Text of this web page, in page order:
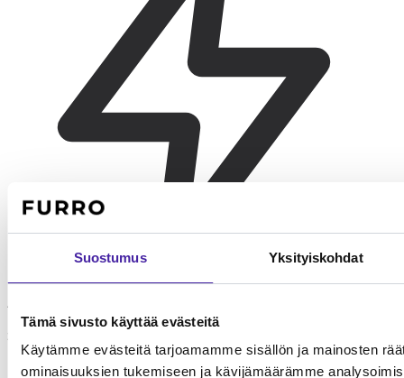
Suostumus Yksityiskohdat
Tämä sivusto käyttää evästeitä
Käytämme evästeitä tarjoamamme sisällön ja mainosten
ominaisuuksien tukemiseen ja kävijämäärämme
Aamulenkki
20-30 min reipasta lenkkiä. Hajutyöskentely pitää ajokoiran
tyytyväisenä.